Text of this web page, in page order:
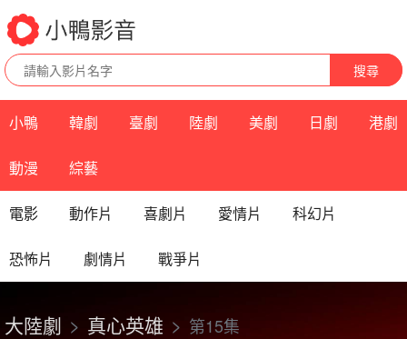
搜尋
小鴨 韓劇 臺劇 陸劇 美劇 日劇 港劇
動漫 綜藝
電影 動作片 喜劇片 愛情片 科幻片
恐怖片 劇情片 戰爭片
大陸劇 真心英雄 第15集